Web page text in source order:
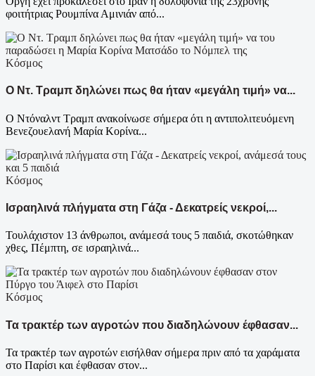
φοιτήτριας Ρουμπίνα Αμινιάν από...
Κόσμος
Ο Ντ. Τραμπ δηλώνει πως θα ήταν «μεγάλη τιμή» να...
Ο Ντόναλντ Τραμπ ανακοίνωσε σήμερα ότι η αντιπολιτευόμενη
Βενεζουελανή Μαρία Κορίνα...
Κόσμος
Ισραηλινά πλήγματα στη Γάζα - Δεκατρείς νεκροί,...
Τουλάχιστον 13 άνθρωποι, ανάμεσά τους 5 παιδιά, σκοτώθηκαν
χθες, Πέμπτη, σε ισραηλινά...
Κόσμος
Τα τρακτέρ των αγροτών που διαδηλώνουν έφθασαν...
Τα τρακτέρ των αγροτών εισήλθαν σήμερα πριν από τα χαράματα
στο Παρίσι και έφθασαν στον...